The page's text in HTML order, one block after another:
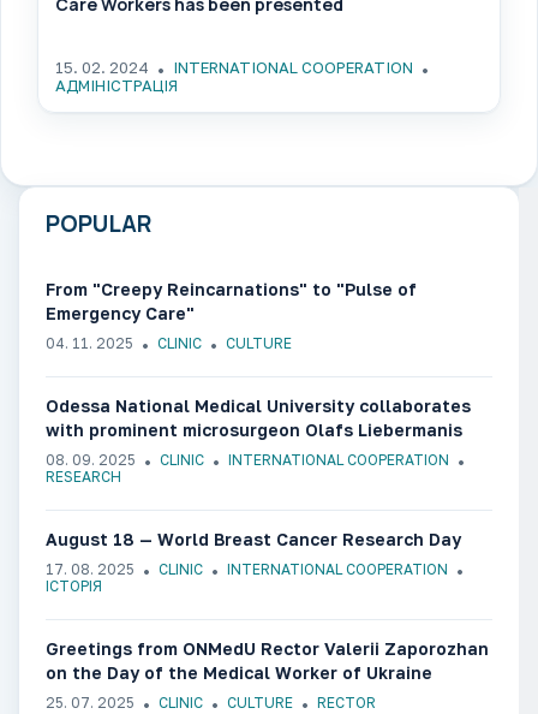
15. 02. 2024
INTERNATIONAL COOPERATION
АДМІНІСТРАЦІЯ
POPULAR
From "Creepy Reincarnations" to "Pulse of
Emergency Care"
04. 11. 2025 CLINIC CULTURE
Odessa National Medical University collaborates
with prominent microsurgeon Olafs Liebermanis
08. 09. 2025 CLINIC
INTERNATIONAL COOPERATION
RESEARCH
August 18 — World Breast Cancer Research Day
17. 08. 2025 CLINIC
INTERNATIONAL COOPERATION
ІСТОРІЯ
Greetings from ONMedU Rector Valerii Zaporozhan
on the Day of the Medical Worker of Ukraine
25. 07. 2025 CLINIC CULTURE RECTOR